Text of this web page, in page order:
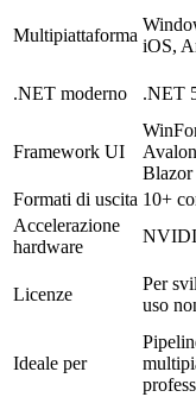
Multipiattaforma
iOS,
.NET moderno
.NET
Framework UI
Blazor
Formati di uscita 10+
Accelerazione
hardware
Licenze
Per
uso
Ideale per